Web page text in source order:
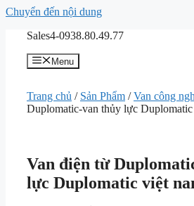
Chuyển đến nội dung
Sales4-0938.80.49.77
Menu
Trang chủ / Sản Phẩm /Van công
Duplomatic-van thủy lực
Van điện từ
lực Duplomatic việt